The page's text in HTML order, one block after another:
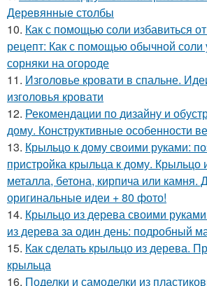
Деревянные столбы
10. Как с помощью соли избавиться
рецепт: Как с помощью обычной соли
сорняки на огороде
11. Изголовье кровати в спальне.
изголовья кровати
12. Рекомендации по дизайну и
дому. Конструктивные особенности
13. Крыльцо к дому своими руками:
пристройка крыльца к дому. Крыльцо
металла, бетона, кирпича или камня.
оригинальные идеи + 80 фото!
14. Крыльцо из дерева своими
из дерева за один день: подробный
15. Как сделать крыльцо из дерева.
крыльца
16. Поделки и самоделки из